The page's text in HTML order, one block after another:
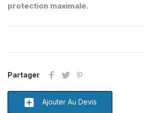
protection maximale.
Partager
add_box Ajouter Au Devis